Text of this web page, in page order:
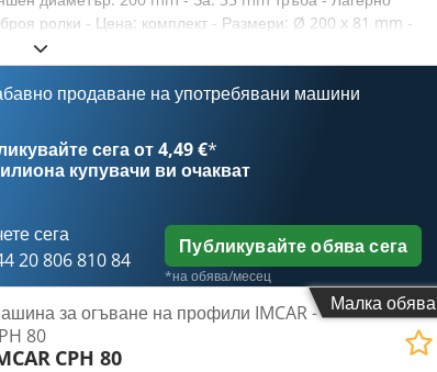
ролки - Цена: комплект - Размери: Ø 200 x 81 mm -
продаване на употребявани машини
сега от 4,49 €*
купувачи ви очакват
сега
20 806 810 84
Публикувайте обява сега
*на обява/месец
Малка обява
за огъване на профили IMCAR -
80
CPH 80